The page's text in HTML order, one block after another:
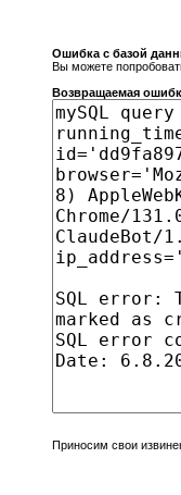
Ошибка с базой
Вы можете
Возвращаемая
Приносим свои